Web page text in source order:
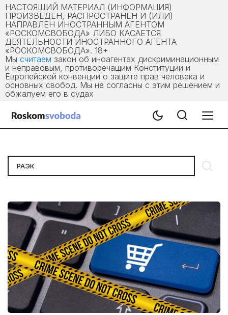
НАСТОЯЩИЙ МАТЕРИАЛ (ИНФОРМАЦИЯ)
ПРОИЗВЕДЕН, РАСПРОСТРАНЕН И (ИЛИ)
НАПРАВЛЕН ИНОСТРАННЫМ АГЕНТОМ
«РОСКОМСВОБОДА» ЛИБО КАСАЕТСЯ
ДЕЯТЕЛЬНОСТИ ИНОСТРАННОГО АГЕНТА
«РОСКОМСВОБОДА». 18+
Мы считаем закон об иноагентах дискриминационным
и неправовым, противоречащим Конституции и
Европейской конвенции о защите прав человека и
основных свобод. Мы не согласны с этим решением и
обжалуем его в судах